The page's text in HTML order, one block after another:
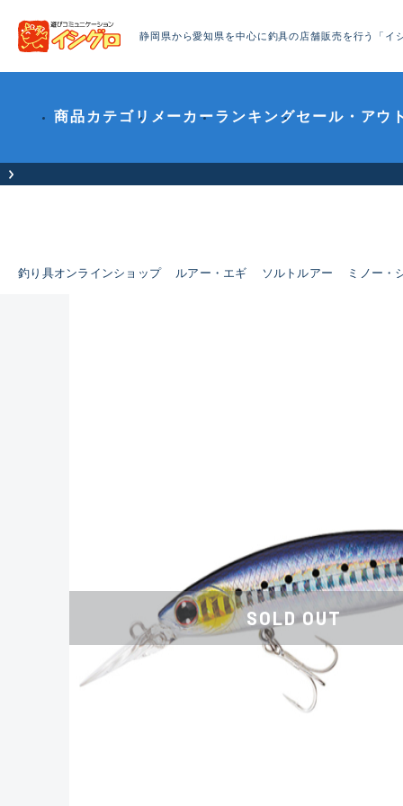
静岡県から愛知県を中心に釣具の店舗販売を行う「イ
商品カテゴリ メーカーランキングセール・アウ
釣り具オンラインショップ ルアー・エギ ソルトルアー ミノー・
SOLD OUT